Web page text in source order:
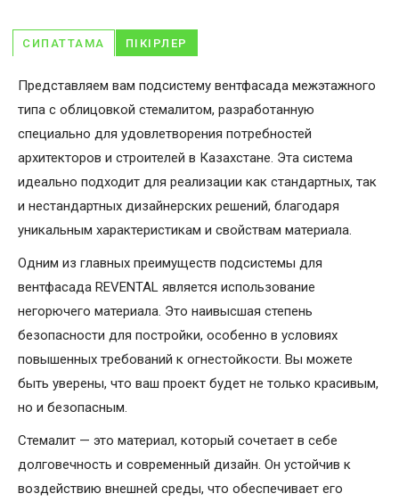
СИПАТТАМА ПІКІРЛЕР
Представляем вам подсистему вентфасада межэтажного
типа с облицовкой стемалитом, разработанную
специально для удовлетворения потребностей
архитекторов и строителей в Казахстане. Эта система
идеально подходит для реализации как стандартных, так
и нестандартных дизайнерских решений, благодаря
уникальным характеристикам и свойствам материала.
Одним из главных преимуществ подсистемы для
вентфасада REVENTAL является использование
негорючего материала. Это наивысшая степень
безопасности для постройки, особенно в условиях
повышенных требований к огнестойкости. Вы можете
быть уверены, что ваш проект будет не только красивым,
но и безопасным.
Стемалит — это материал, который сочетает в себе
долговечность и современный дизайн. Он устойчив к
воздействию внешней среды, что обеспечивает его